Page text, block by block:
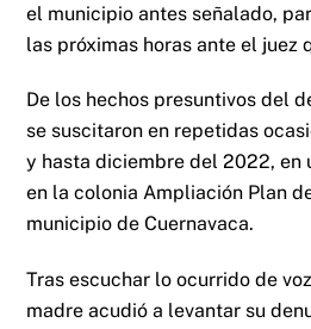
el municipio antes señalado,
las próximas horas ante el juez
De los hechos presuntivos del
se suscitaron en repetidas
y hasta diciembre del 2022, en
en la colonia Ampliación Plan
municipio de Cuernavaca.
Tras escuchar lo ocurrido de
madre acudió a levantar su